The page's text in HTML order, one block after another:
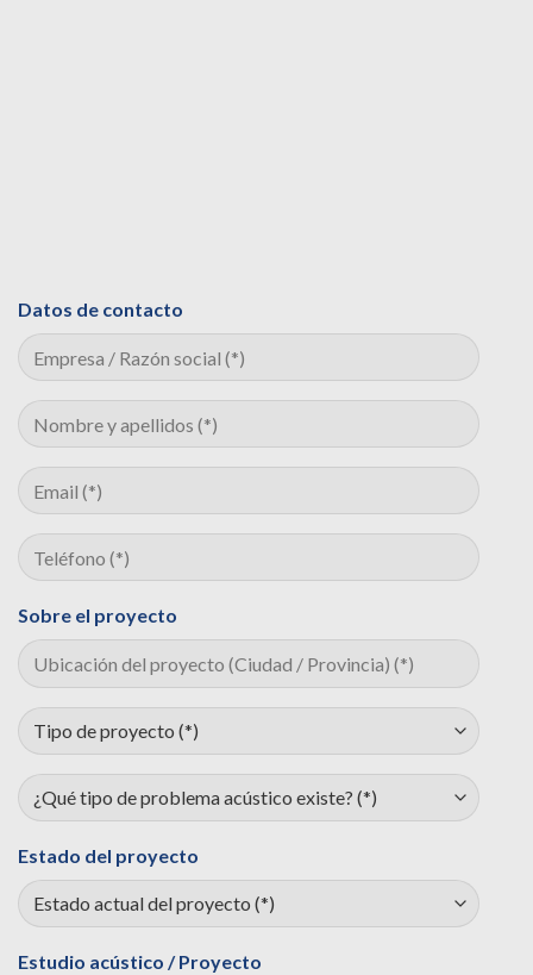
Datos de contacto
Sobre el proyecto
Estado del proyecto
Estudio acústico / Proyecto